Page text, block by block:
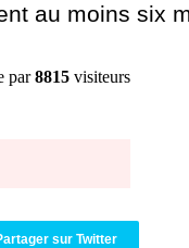
au moins six
par8815 visiteurs
sur Twitter